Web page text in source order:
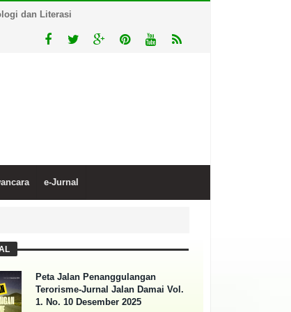
dan Literasi
e-Jurnal
Peta Jalan Penanggulangan
Terorisme-Jurnal Jalan Damai Vol.
1. No. 10 Desember 2025